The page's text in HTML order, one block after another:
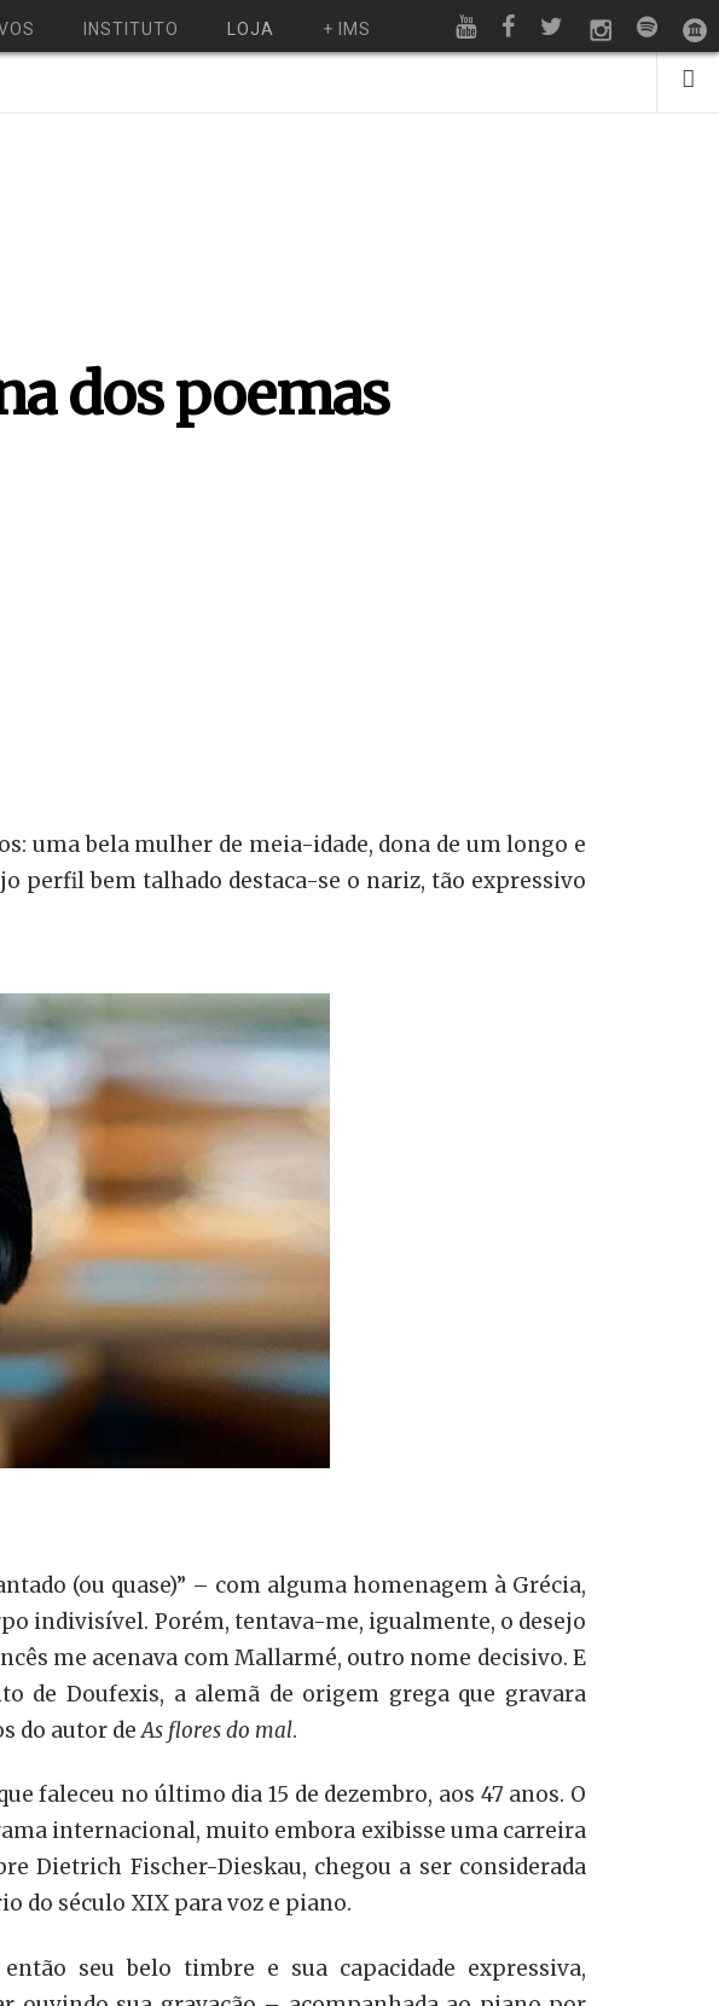
INSTITUTO LOJA + IMS
dos poemas
uma bela mulher de meia-idade, dona de um longo e
perfil bem talhado destaca-se o nariz, tão expressivo
(ou quase)” – com alguma homenagem à Grécia,
indivisível. Porém, tentava-me, igualmente, o desejo
me acenava com Mallarmé, outro nome decisivo. E
de Doufexis, a alemã de origem grega que gravara
do autor deAs flores do mal.
faleceu no último dia 15 de dezembro, aos 47 anos. O
internacional, muito embora exibisse uma carreira
Dietrich Fischer-Dieskau, chegou a ser considerada
do século XIX para voz e piano.
seu belo timbre e sua capacidade expressiva,